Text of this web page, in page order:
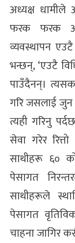
अध्यक्ष धामीले
फरक फरक
व्यवस्थापन
भन्छन्, ‘एउटै
पाउँदैनन्।
गरि जसलाई जुन
त्यही गरिनु
सेवा गरेर
साथीहरू ६०
पेसागत
साथीहरूले
पेसागत
चाहना जागिर